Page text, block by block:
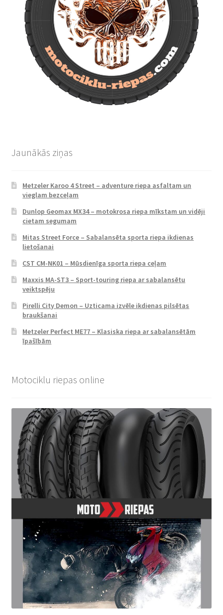
Jaunākās ziņas
Metzeler Karoo 4 Street – adventure riepa asfaltam un
vieglam bezceļam
Dunlop Geomax MX34 – motokrosa riepa mīkstam un vidēji
cietam segumam
Mitas Street Force – Sabalansēta sporta riepa ikdienas
lietošanai
CST CM-NK01 – Mūsdienīga sporta riepa ceļam
Maxxis MA-ST3 – Sport-touring riepa ar sabalansētu
veiktspēju
Pirelli City Demon – Uzticama izvēle ikdienas pilsētas
braukšanai
Metzeler Perfect ME77 – Klasiska riepa ar sabalansētām
īpašībām
Motociklu riepas online